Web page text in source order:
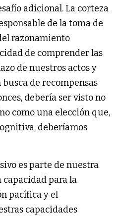
adicional. La corteza
de la toma de
razonamiento
de comprender las
de nuestros actos y
de recompensas
debería ser visto no
como una elección que,
deberíamos
es parte de nuestra
capacidad para la
pacífica y el
capacidades